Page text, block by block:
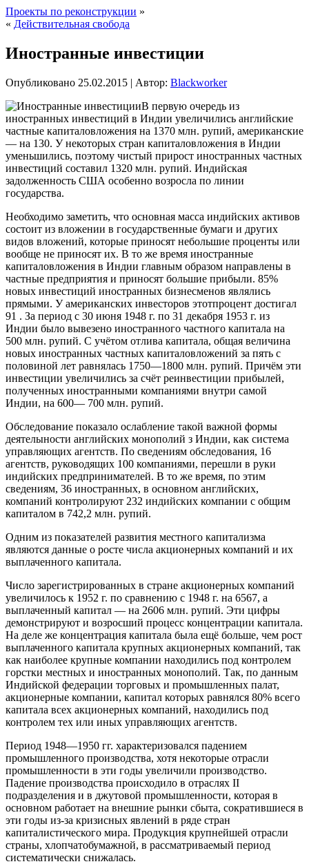
Проекты по реконструкции »
« Действительная свобода
Иностранные инвестиции
Опубликовано 25.02.2015 | Автор: Blackworker
В первую очередь из
иностранных инвестиций в Индии увеличились английские
частные капиталовложения на 1370 млн. рупий, американские
— на 130. У некоторых стран капиталовложения в Индии
уменьшились, поэтому чистый прирост иностранных частных
инвестиций составил 1320 млн. рупий. Индийская
задолженность США особенно возросла по линии
государства.
Необходимо заметить, что основная масса индийских активов
состоит из вложении в государственные бумаги и других
видов вложений, которые приносят небольшие проценты или
вообще не приносят их. В то же время иностранные
капиталовложения в Индии главным образом направлены в
частные предприятия и приносят большие прибыли. 85%
новых инвестиций иностранных бизнесменов являлись
прямыми. У американских инвесторов этотпроцент достигал
91 . За период с 30 июня 1948 г. по 31 декабря 1953 г. из
Индии было вывезено иностранного частного капитала на
500 млн. рупий. С учётом отлива капитала, общая величина
новых иностранных частных капиталовложений за пять с
половиной лет равнялась 1750—1800 млн. рупий. Причём эти
инвестиции увеличились за счёт реинвестиции прибылей,
полученных иностранными компаниями внутри самой
Индии, на 600— 700 млн. рупий.
Обследование показало ослабление такой важной формы
деятелыности английских монополий з Индии, как система
управляющих агентств. По сведениям обследования, 16
агентств, руководящих 100 компаниями, перешли в руки
индийских предпринимателей. В то же время, по этим
сведениям, 36 иностранных, в основном английских,
компаний контролируют 232 индийских компании с общим
капиталом в 742,2 млн. рупий.
Одним из показателей развития местного капитализма
являются данные о росте числа акционерных компаний и их
выплаченного капитала.
Число зарегистрированных в стране акционерных компаний
увеличилось к 1952 г. по сравнению с 1948 г. на 6567, а
выплаченный капитал — на 2606 млн. рупий. Эти цифры
демонстрируют и возросший процесс концентрации капитала.
На деле же концентрация капитала была ещё больше, чем рост
выплаченного капитала крупных акционерных компаний, так
как наиболее крупные компании находились под контролем
горстки местных и иностранных монополий. Так, по данным
Индийской федерации торговых и промышленных палат,
акционерные компании, капитал которых равнялся 80% всего
капитала всех акционерных компаний, находились под
контролем тех или иных управляющих агентств.
Период 1948—1950 гг. характеризовался падением
промышленного производства, хотя некоторые отрасли
промышленности в эти годы увеличили производство.
Падение производства происходило в отраслях II
подразделения и в джутовой промышленности, которая в
основном работает на внешние рынки сбыта, сократившиеся в
эти годы из-за кризисных явлений в ряде стран
капиталистического мира. Продукция крупнейшей отрасли
страны, хлопчатобумажной, в рассматриваемый период
систематически снижалась.